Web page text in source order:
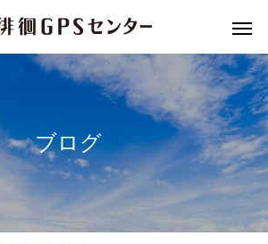
GPS端末の
ブログ